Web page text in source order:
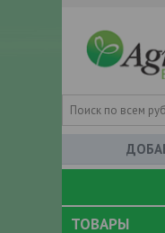
ТОВАРЫ